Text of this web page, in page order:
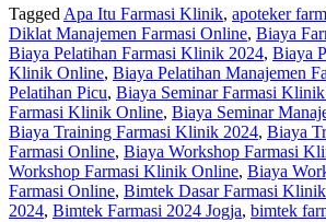
Tagged Apa Itu Farmasi Klinik, apoteker
Diklat Manajemen Farmasi Online, Biaya
Biaya Pelatihan Farmasi Klinik 2024, Biaya
Klinik Online, Biaya Pelatihan Manajemen
Pelatihan Picu, Biaya Seminar Farmasi
Farmasi Klinik Online, Biaya Seminar
Biaya Training Farmasi Klinik 2024, Biaya
Farmasi Online, Biaya Workshop Farmasi
Workshop Farmasi Klinik Online, Biaya
Farmasi Online, Bimtek Dasar Farmasi Klinik
2024, Bimtek Farmasi 2024 Jogja, bimtek